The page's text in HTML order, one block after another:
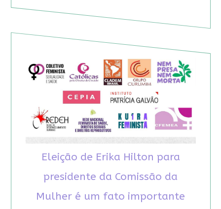
Eleição de Erika Hilton para
presidente da Comissão da
Mulher é um fato importante